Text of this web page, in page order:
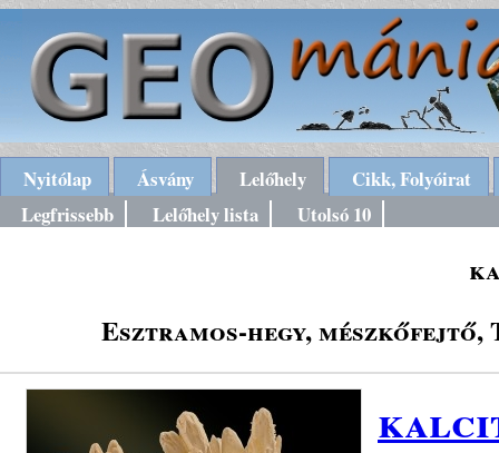
Nyitólap Ásvány Lelőhely
Cikk, Folyóirat
Legfrissebb
Lelőhely lista Utolsó 10
Esztramos-hegy,